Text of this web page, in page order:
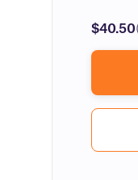
$40.50